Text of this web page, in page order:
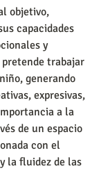
objetivo,
capacidades
y
trabajar
generando
expresivas,
a la
de un espacio
con el
la fluidez de las